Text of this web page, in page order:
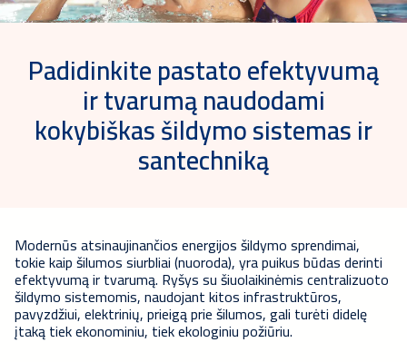
Padidinkite pastato efektyvumą
ir tvarumą naudodami
kokybiškas šildymo sistemas ir
santechniką
Modernūs atsinaujinančios energijos šildymo sprendimai,
tokie kaip šilumos siurbliai (nuoroda), yra puikus būdas derinti
efektyvumą ir tvarumą. Ryšys su šiuolaikinėmis centralizuoto
šildymo sistemomis, naudojant kitos infrastruktūros,
pavyzdžiui, elektrinių, prieigą prie šilumos, gali turėti didelę
įtaką tiek ekonominiu, tiek ekologiniu požiūriu.